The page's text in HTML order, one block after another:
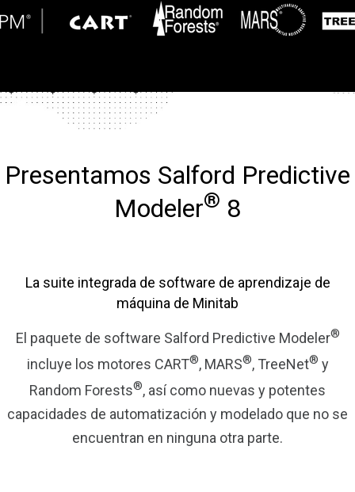
Presentamos Salford Predictive
Modeler® 8
La suite integrada de software de aprendizaje de
máquina de Minitab
El paquete de software Salford Predictive Modeler®
incluye los motores CART®, MARS®, TreeNet® y
Random Forests®, así como nuevas y potentes
capacidades de automatización y modelado que no se
encuentran en ninguna otra parte.